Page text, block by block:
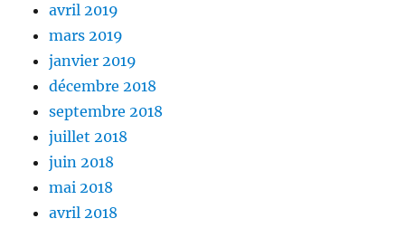
avril 2019
mars 2019
janvier 2019
décembre 2018
septembre 2018
juillet 2018
juin 2018
mai 2018
avril 2018